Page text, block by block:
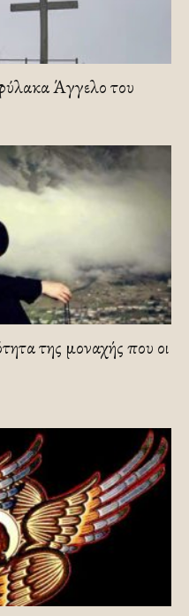
Άγγελο του
της μοναχής που οι